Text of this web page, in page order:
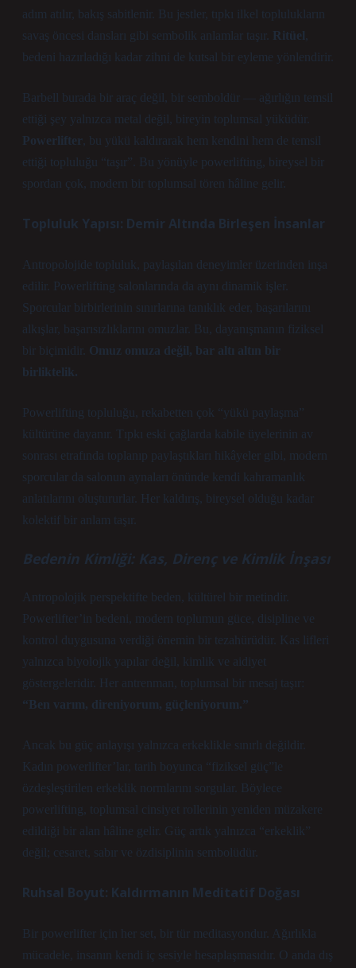
adım atılır, bakış sabitlenir. Bu jestler, tıpkı ilkel toplulukların
savaş öncesi dansları gibi sembolik anlamlar taşır. Ritüel,
bedeni hazırladığı kadar zihni de kutsal bir eyleme yönlendirir.
Barbell burada bir araç değil, bir semboldür — ağırlığın temsil
ettiği şey yalnızca metal değil, bireyin toplumsal yüküdür.
Powerlifter, bu yükü kaldırarak hem kendini hem de temsil
ettiği topluluğu “taşır”. Bu yönüyle powerlifting, bireysel bir
spordan çok, modern bir toplumsal tören hâline gelir.
Topluluk Yapısı: Demir Altında Birleşen İnsanlar
Antropolojide topluluk, paylaşılan deneyimler üzerinden inşa
edilir. Powerlifting salonlarında da aynı dinamik işler.
Sporcular birbirlerinin sınırlarına tanıklık eder, başarılarını
alkışlar, başarısızlıklarını omuzlar. Bu, dayanışmanın fiziksel
bir biçimidir. Omuz omuza değil, bar altı altın bir
birliktelik.
Powerlifting topluluğu, rekabetten çok “yükü paylaşma”
kültürüne dayanır. Tıpkı eski çağlarda kabile üyelerinin av
sonrası etrafında toplanıp paylaştıkları hikâyeler gibi, modern
sporcular da salonun aynaları önünde kendi kahramanlık
anlatılarını oluştururlar. Her kaldırış, bireysel olduğu kadar
kolektif bir anlam taşır.
Bedenin Kimliği: Kas, Direnç ve Kimlik İnşası
Antropolojik perspektifte beden, kültürel bir metindir.
Powerlifter’in bedeni, modern toplumun güce, disipline ve
kontrol duygusuna verdiği önemin bir tezahürüdür. Kas lifleri
yalnızca biyolojik yapılar değil, kimlik ve aidiyet
göstergeleridir. Her antrenman, toplumsal bir mesaj taşır:
“Ben varım, direniyorum, güçleniyorum.”
Ancak bu güç anlayışı yalnızca erkeklikle sınırlı değildir.
Kadın powerlifter’lar, tarih boyunca “fiziksel güç”le
özdeşleştirilen erkeklik normlarını sorgular. Böylece
powerlifting, toplumsal cinsiyet rollerinin yeniden müzakere
edildiği bir alan hâline gelir. Güç artık yalnızca “erkeklik”
değil; cesaret, sabır ve özdisiplinin sembolüdür.
Ruhsal Boyut: Kaldırmanın Meditatif Doğası
Bir powerlifter için her set, bir tür meditasyondur. Ağırlıkla
mücadele, insanın kendi iç sesiyle hesaplaşmasıdır. O anda dış